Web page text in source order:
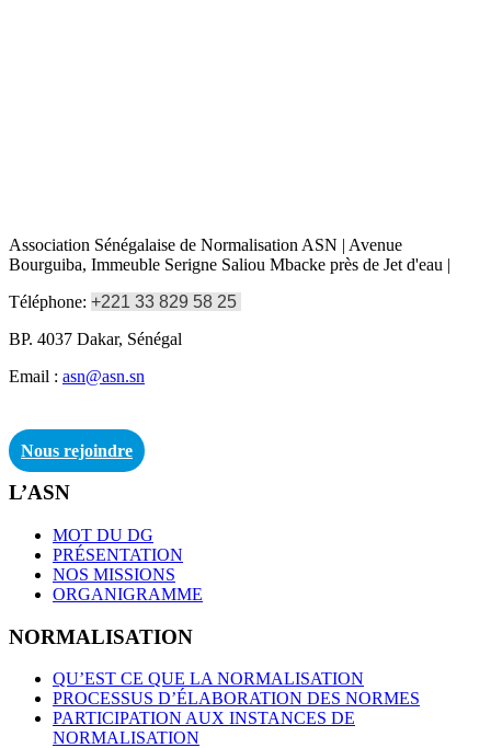
Association Sénégalaise de Normalisation ASN | Avenue
Bourguiba, Immeuble Serigne Saliou Mbacke près de Jet d'eau |
Téléphone: +221 33 829 58 25
BP. 4037 Dakar, Sénégal
Email : asn@asn.sn
Nous rejoindre
L’ASN
MOT DU DG
PRÉSENTATION
NOS MISSIONS
ORGANIGRAMME
NORMALISATION
QU’EST CE QUE LA NORMALISATION
PROCESSUS D’ÉLABORATION DES NORMES
PARTICIPATION AUX INSTANCES DE
NORMALISATION